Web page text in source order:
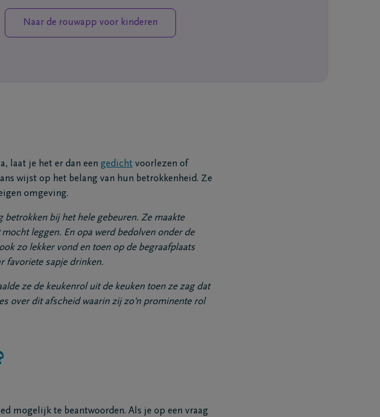
Naar de rouwapp voor kinderen
laat je het er dan een gedicht voorlezen of
wijst op het belang van hun betrokkenheid. Ze
omgeving.
betrokken bij het hele gebeuren. Ze maakte
mocht leggen. En opa werd bedolven onder de
zo lekker vond en toen op de begraafplaats
favoriete sapje drinken.
ze de keukenrol uit de keuken toen ze zag dat
over dit afscheid waarin zij zo'n prominente rol
mogelijk te beantwoorden. Als je op een vraag